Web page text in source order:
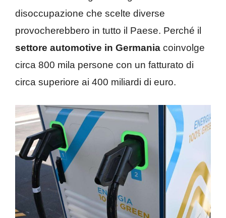
disoccupazione che scelte diverse
provocherebbero in tutto il Paese. Perché il
settore automotive in Germania coinvolge
circa 800 mila persone con un fatturato di
circa superiore ai 400 miliardi di euro.